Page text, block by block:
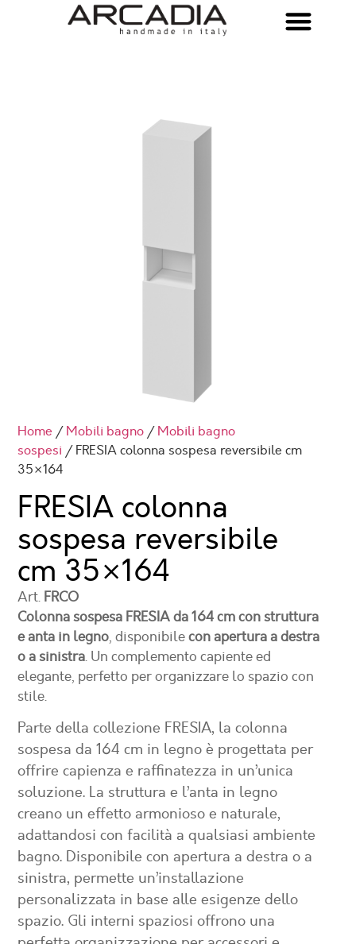
Home /Mobili bagno /Mobili bagno
sospesi / FRESIA colonna sospesa reversibile cm
35×164
FRESIA colonna
sospesa reversibile
cm 35×164
Art. FRCO
Colonna sospesa FRESIA da 164 cm con struttura
e anta in legno, disponibilecon apertura a destra
o a sinistra. Un complemento capiente ed
elegante, perfetto per organizzare lo spazio con
stile.
Parte della collezione FRESIA, la colonna
sospesa da 164 cm in legno è progettata per
offrire capienza e raffinatezza in un’unica
soluzione. La struttura e l’anta in legno
creano un effetto armonioso e naturale,
adattandosi con facilità a qualsiasi ambiente
bagno. Disponibile con apertura a destra o a
sinistra, permette un’installazione
personalizzata in base alle esigenze dello
spazio. Gli interni spaziosi offrono una